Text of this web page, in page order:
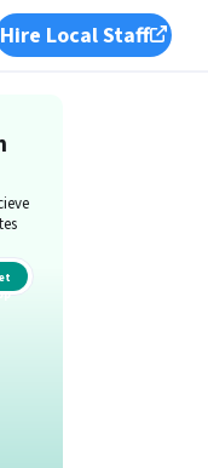
Hire Local Staff